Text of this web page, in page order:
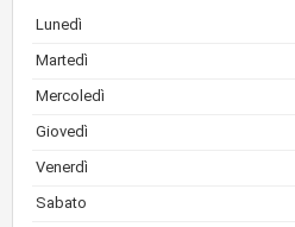
Lunedì
Martedì
Mercoledì
Giovedì
Venerdì
Sabato